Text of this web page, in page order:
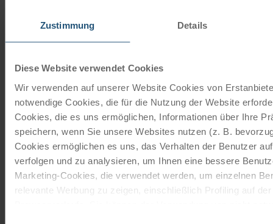
Zustimmung Details
Diese Website verwendet Cookies
Wir verwenden auf unserer Website Cookies von
notwendige Cookies, die für die Nutzung der Website
Cookies, die es uns ermöglichen, Informationen über Ihre
speichern, wenn Sie unsere Websites nutzen (z. B.
Cookies ermöglichen es uns, das Verhalten der Benutzer
verfolgen und zu analysieren, um Ihnen eine bessere
Marketing-Cookies, die verwendet werden, um einzelnen
relevante Werbung zu zeigen, einschließlich Profiling auf
Radreisen, Kreuzfahrten und
Radkreuzfahrten
JETZT KOSTENFREI BESTELLEN
Schenken Sie unvergessliche
Momente!